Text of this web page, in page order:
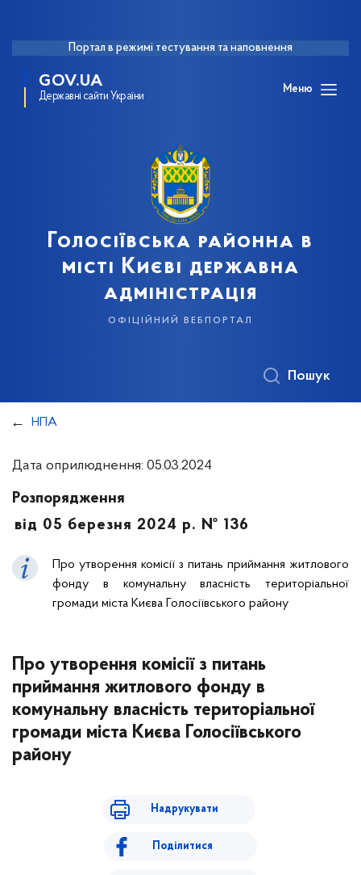
Портал в режимі тестування та наповнення
GOV.UA
Державні сайти України
Меню
Голосіївська районна в
місті Києві державна
адміністрація
офіційний вебпортал
Пошук
НПА
Дата оприлюднення: 05.03.2024
Розпорядження
від 05 березня 2024 р. № 136
Про утворення комісії з питань приймання житлового
фонду в комунальну власність територіальної
громади міста Києва Голосіївського району
Про утворення комісії з питань
приймання житлового фонду в
комунальну власність територіальної
громади міста Києва Голосіївського
району
Надрукувати
Поділитися